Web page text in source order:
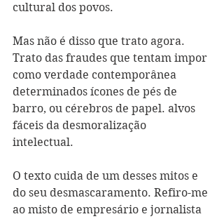
cultural dos povos.
Mas não é disso que trato agora.
Trato das fraudes que tentam impor
como verdade contemporânea
determinados ícones de pés de
barro, ou cérebros de papel. alvos
fáceis da desmoralização
intelectual.
O texto cuida de um desses mitos e
do seu desmascaramento. Refiro-me
ao misto de empresário e jornalista